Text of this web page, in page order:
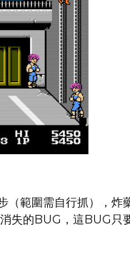
（範圍需自行抓），炸
失的BUG，這BUG只